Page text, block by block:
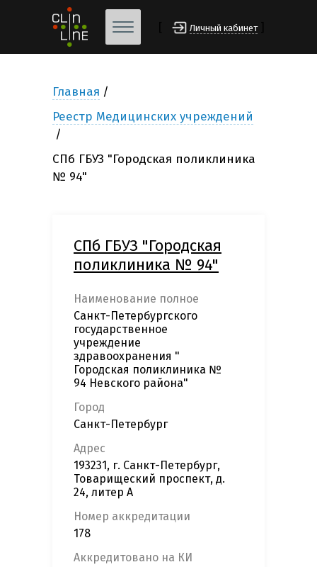
Личный кабинет
Главная
Реестр Медицинских учреждений
СПб ГБУЗ "Городская поликлиника
№ 94"
СПб ГБУЗ "Городская
поликлиника № 94"
Наименование полное
Санкт-Петербургского
государственное
учреждение
здравоохранения "
Городская поликлиника №
94 Невского района"
Город
Санкт-Петербург
Адрес
193231, г. Санкт-Петербург,
Товарищеский проспект, д.
24, литер А
Номер аккредитации
178
Аккредитовано на КИ